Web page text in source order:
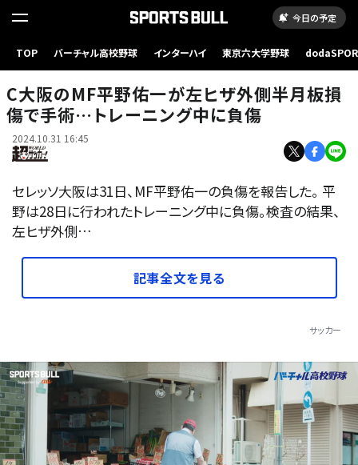
今日の予定
TOP バーチャル高校野球 インターハイ 東京六大学野球
写真：©超ワールドサッカー
C大阪のMF平野佑一が左ヒザ外側半月板損
傷で手術…トレーニング中に負傷
2024.10.31 16:45
セレッソ大阪は31日、MF平野佑一の負傷を報告した。 平
野は28日に行われたトレーニング中に負傷。検査の結果、
左ヒザ外側…
記事全文を見る
サッカー